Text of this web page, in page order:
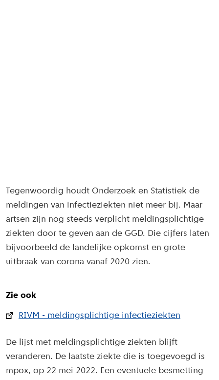
Tegenwoordig houdt Onderzoek en Statistiek de
meldingen van infectieziekten niet meer bij. Maar
artsen zijn nog steeds verplicht meldingsplichtige
ziekten door te geven aan de GGD. Die cijfers laten
bijvoorbeeld de landelijke opkomst en grote
uitbraak van corona vanaf 2020 zien.
Zie ook
RIVM - meldingsplichtige infectieziekten
De lijst met meldingsplichtige ziekten blijft
veranderen. De laatste ziekte die is toegevoegd is
mpox, op 22 mei 2022. Een eventuele besmetting